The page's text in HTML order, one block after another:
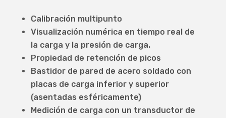
Calibración multipunto
Visualización numérica en tiempo real de
la carga y la presión de carga.
Propiedad de retención de picos
Bastidor de pared de acero soldado con
placas de carga inferior y superior
(asentadas esféricamente)
Medición de carga con un transductor de